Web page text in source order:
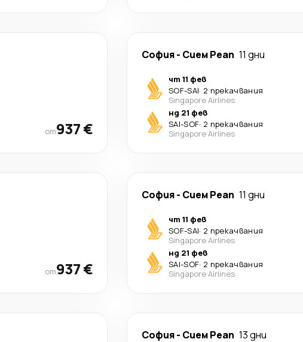
от937 €
София- Сием Реап 11 дни
чт 11 фев
SOF-SAI· 2 прекачвания
Singapore Airlines
нд 21 фев
SAI-SOF· 2 прекачвания
Singapore Airlines
от937 €
София- Сием Реап 11 дни
чт 11 фев
SOF-SAI· 2 прекачвания
Singapore Airlines
нд 21 фев
SAI-SOF· 2 прекачвания
Singapore Airlines
София- Сием Реап 13 дни